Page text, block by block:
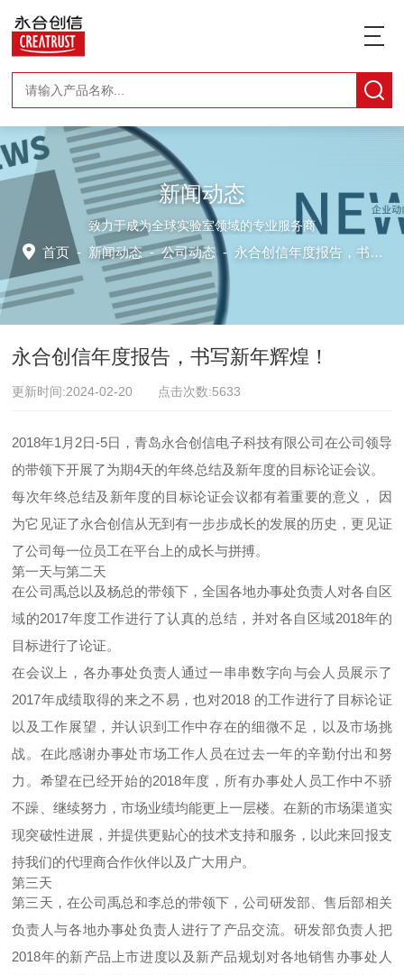
新闻动态
致力于成为全球实验室领域的专业服务商
首页 - 新闻动态-公司动态 - 永合创信年度报告，书写新年辉煌！
永合创信年度报告，书写新年辉煌！
更新时间:2024-02-20 点击次数:5633
2018年1月2日-5日，青岛永合创信电子科技有限公司在公司领导
的带领下开展了为期4天的年终总结及新年度的目标论证会议。
每次年终总结及新年度的目标论证会议都有着重要的意义， 因
为它见证了永合创信从无到有一步步成长的发展的历史，更见证
了公司每一位员工在平台上的成长与拼搏。
第一天与第二天
在公司禹总以及杨总的带领下，全国各地办事处负责人对各自区
域的2017年度工作进行了认真的总结，并对各自区域2018年的
目标进行了论证。
在会议上，各办事处负责人通过一串串数字向与会人员展示了
2017年成绩取得的来之不易，也对2018 的工作进行了目标论证
以及工作展望，并认识到工作中存在的细微不足，以及市场挑
战。在此感谢办事处市场工作人员在过去一年的辛勤付出和努
力。希望在已经开始的2018年度，所有办事处人员工作中不骄
不躁、继续努力，市场业绩均能更上一层楼。在新的市场渠道实
现突破性进展，并提供更贴心的技术支持和服务，以此来回报支
持我们的代理商合作伙伴以及广大用户。
第三天
第三天，在公司禹总和李总的带领下，公司研发部、售后部相关
负责人与各地办事处负责人进行了产品交流。研发部负责人把
2018年的新产品上市进度以及新产品规划对各地销售办事处人